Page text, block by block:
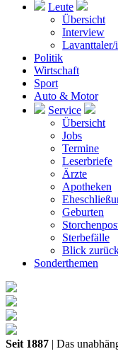
Leute
Übersicht
Interview
Politik
Wirtschaft
Sport
Auto & Motor
Service
Übersicht
Jobs
Termine
Leserbriefe
Ärzte
Apotheken
Geburten
Sterbefälle
Blick
Sonderthemen
Seit 1887 | Das